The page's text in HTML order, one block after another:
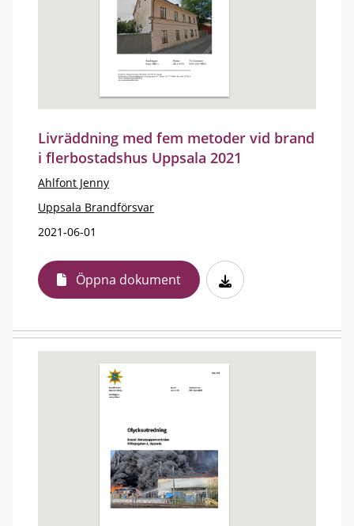
Livräddning med fem metoder vid brand
i flerbostadshus Uppsala 2021
Ahlfont Jenny
Uppsala Brandförsvar
2021-06-01
Öppna dokument